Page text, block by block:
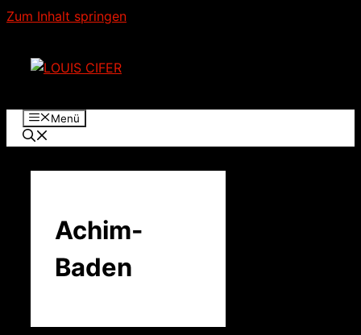
Zum Inhalt springen
Menü
Achim-
Baden